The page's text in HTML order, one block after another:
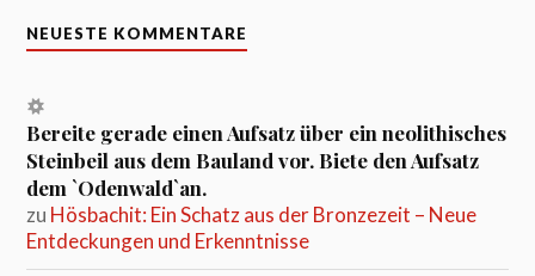
NEUESTE KOMMENTARE
Bereite gerade einen Aufsatz über ein neolithisches
Steinbeil aus dem Bauland vor. Biete den Aufsatz
dem `Odenwald`an.
zu Hösbachit: Ein Schatz aus der Bronzezeit – Neue
Entdeckungen und Erkenntnisse